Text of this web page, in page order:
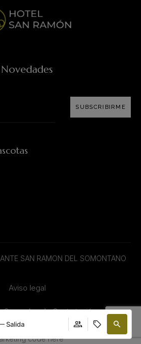
Novedades
SUBSCRIBIRME
SAN RAMON DEL SOMONTANO
Aviso legal
Generales de Contratación
code here
Salida